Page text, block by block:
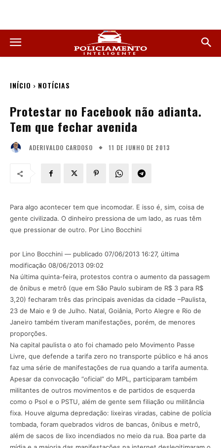
INÍCIO NOTÍCIAS
Protestar no Facebook não adianta.
Tem que fechar avenida
ADERIVALDO CARDOSO 11 DE JUNHO DE 2013
Para algo acontecer tem que incomodar. E isso é, sim, coisa de
gente civilizada. O dinheiro pressiona de um lado, as ruas têm
que pressionar de outro. Por Lino Bocchini
por Lino Bocchini — publicado 07/06/2013 16:27, última
modificação 08/06/2013 09:02
Na última quinta-feira, protestos contra o aumento da passagem
de ônibus e metrô (que em São Paulo subiram de R$ 3 para R$
3,20) fecharam três das principais avenidas da cidade –Paulista,
23 de Maio e 9 de Julho. Natal, Goiânia, Porto Alegre e Rio de
Janeiro também tiveram manifestações, porém, de menores
proporções.
Na capital paulista o ato foi chamado pelo Movimento Passe
Livre, que defende a tarifa zero no transporte público e há anos
faz uma série de manifestações de rua quando a tarifa aumenta.
Apesar da convocação “oficial” do MPL, participaram também
militantes de outros movimentos e de partidos de esquerda
como o Psol e o PSTU, além de gente sem filiação ou militância
fixa. Houve alguma depredação: lixeiras viradas, cabine de polícia
tombada, foram quebrados vidros de bancas, ônibus e metrô,
além de sacos de lixo incendiados no meio da rua. Boa parte da